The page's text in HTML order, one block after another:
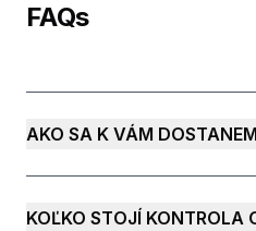
FAQs
AKO SA K VÁM
KOĽKO STOJÍ KONTROLA